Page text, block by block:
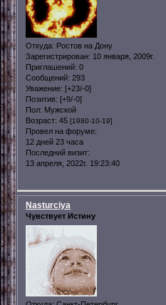
Откуда: Ростов на Дону
Зарегистрирован: 10 января, 2009г.
Приглашений: 0
Сообщений: 293
Уважение: [+23/-0]
Позитив: [+9/-0]
Пол: Мужской
Возраст: 45 [1980-10-19]
Провел на форуме:
12 дней 23 часа
Последний визит:
13 апреля, 2022г. 19:23:40
Nasturciya
Чувствует Истину